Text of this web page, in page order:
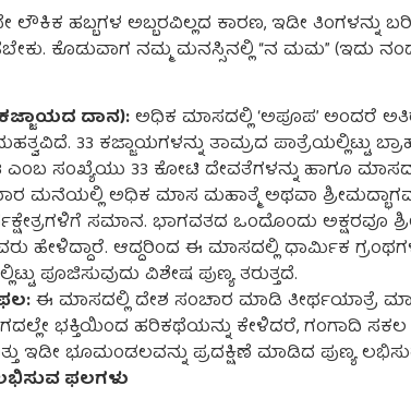
ಹಬ್ಬಗಳ ಅಬ್ಬರವಿಲ್ಲದ ಕಾರಣ, ಇಡೀ ತಿಂಗಳನ್ನು
ಕೊಡುವಾಗ ನಮ್ಮ ಮನಸ್ಸಿನಲ್ಲಿ “ನ ಮಮ” (ಇದು
ದಾನ):ಅಧಿಕ ಮಾಸದಲ್ಲಿ ‘ಅಪೂಪ’ ಅಂದರೆ
33 ಕಜ್ಜಾಯಗಳನ್ನು ತಾಮ್ರದ ಪಾತ್ರೆಯಲ್ಲಿಟ್ಟು
ಎಂಬ ಸಂಖ್ಯೆಯು 33 ಕೋಟಿ ದೇವತೆಗಳನ್ನು ಹಾಗೂ
ಮನೆಯಲ್ಲಿ ಅಧಿಕ ಮಾಸ ಮಹಾತ್ಮೆ ಅಥವಾ
ಸಮಾನ. ಭಾಗವತದ ಒಂದೊಂದು ಅಕ್ಷರವೂ
ಹೇಳಿದ್ದಾರೆ. ಆದ್ದರಿಂದ ಈ ಮಾಸದಲ್ಲಿ ಧಾರ್ಮಿಕ
ಪೂಜಿಸುವುದು ವಿಶೇಷ ಪುಣ್ಯ ತರುತ್ತದೆ.
ಈ ಮಾಸದಲ್ಲಿ ದೇಶ ಸಂಚಾರ ಮಾಡಿ ತೀರ್ಥಯಾತ್ರೆ
ಭಕ್ತಿಯಿಂದ ಹರಿಕಥೆಯನ್ನು ಕೇಳಿದರೆ, ಗಂಗಾದಿ ಸಕಲ
ಇಡೀ ಭೂಮಂಡಲವನ್ನು ಪ್ರದಕ್ಷಿಣೆ ಮಾಡಿದ ಪುಣ್ಯ
ಫಲಗಳು